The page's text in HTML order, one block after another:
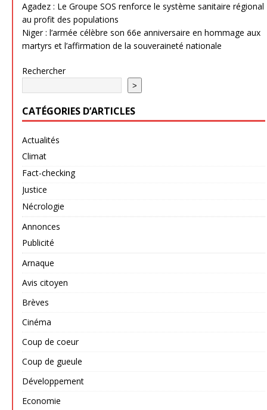
Agadez : Le Groupe SOS renforce le système sanitaire régional
au profit des populations
Niger : l’armée célèbre son 66e anniversaire en hommage aux
martyrs et l’affirmation de la souveraineté nationale
Rechercher
>
CATÉGORIES D’ARTICLES
Actualités
Climat
Fact-checking
Justice
Nécrologie
Annonces
Publicité
Arnaque
Avis citoyen
Brèves
Cinéma
Coup de coeur
Coup de gueule
Développement
Economie